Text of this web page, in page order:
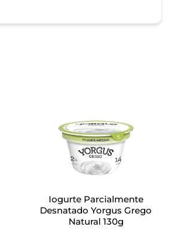
Iogurte Parcialmente
Desnatado Yorgus Grego
Natural 130g